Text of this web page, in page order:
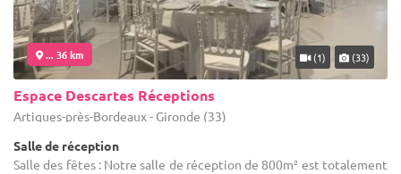
... 36 km (1) (33)
Espace Descartes Réceptions
Artigues-près-Bordeaux - Gironde (33)
Salle de réception
Salle des fêtes : Notre salle de réception de 800m² est totalement